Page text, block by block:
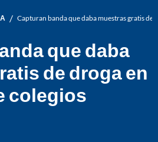
/ Capturan banda que daba muestras gratis de
que daba
de droga en
colegios